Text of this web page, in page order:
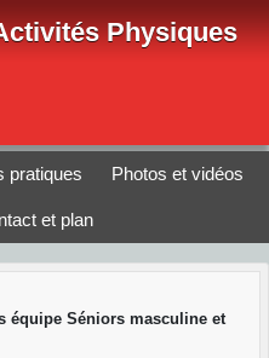
Physiques
pratiques Photos et vidéos
et plan
équipe Séniors masculine et